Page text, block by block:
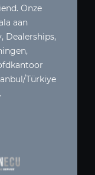
Onze
aan
Dealerships,
Türkiye